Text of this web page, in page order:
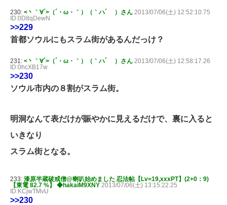
230: <丶｀∀´>（´・ω・｀）（｀ハ´ ）さん 2013/07/06(土) 12:52:10.75
ID:0D8qDewN
>>229
首都ソウルにもスラム街があるんだっけ？
231: <丶｀∀´>（´・ω・｀）（｀ハ´ ）さん 2013/07/06(土) 12:58:17.26
ID:0hcXB17w
>>230
ソウル市内の８割がスラム街。
明洞なんて表だけが賑やかに見えるだけで、裏に入ると
いきなり
スラム街となる。
233: 漆原半蔵破戒僧@喇叭始めました 忍法帖【Lv=19,xxxPT】(2+0：9)
【東電 82.7 %】 ◆hakaiM9XNY 2013/07/06(土) 13:15:22.25
ID:KCjwTMvU
>>230